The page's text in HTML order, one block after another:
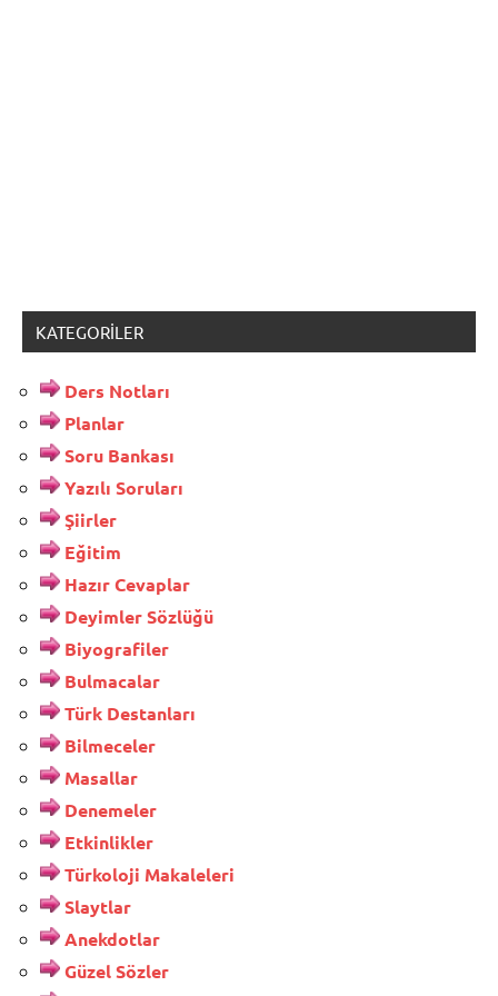
KATEGORILER
Ders Notları
Planlar
Soru Bankası
Yazılı Soruları
Şiirler
Eğitim
Hazır Cevaplar
Deyimler Sözlüğü
Biyografiler
Bulmacalar
Türk Destanları
Bilmeceler
Masallar
Denemeler
Etkinlikler
Türkoloji Makaleleri
Slaytlar
Anekdotlar
Güzel Sözler